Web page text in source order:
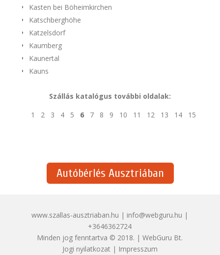
Kasten bei Böheimkirchen
Katschberghöhe
Katzelsdorf
Kaumberg
Kaunertal
Kauns
Szállás katalógus további oldalak:
1
2 3 4 5 6 7 8 9 10 11 12 13 14 15
Autóbérlés Ausztriában
www.szallas-ausztriaban.hu | info@webguru.hu |
+3646362724
Minden jog fenntartva © 2018. | WebGuru Bt.
Jogi nyilatkozat| Impresszum